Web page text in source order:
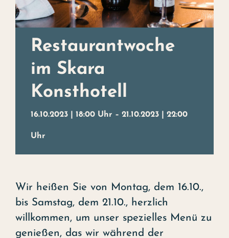
Events
Kunst
Das Hotel
Restaurantwoche
im Skara
Konsthotell
16.10.2023 | 18:00 Uhr – 21.10.2023 | 22:00
Uhr
Wir heißen Sie von Montag, dem 16.10.,
bis Samstag, dem 21.10., herzlich
willkommen, um unser spezielles Menü zu
genießen, das wir während der